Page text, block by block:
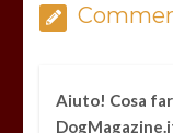
Aiuto! Cosa